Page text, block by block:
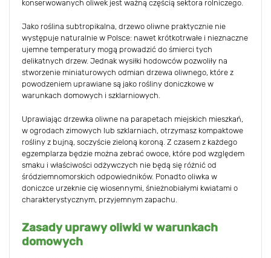
konserwowanych oliwek jest ważną częścią sektora rolniczego.
Jako roślina subtropikalna, drzewo oliwne praktycznie nie
występuje naturalnie w Polsce: nawet krótkotrwałe i nieznaczne
ujemne temperatury mogą prowadzić do śmierci tych
delikatnych drzew. Jednak wysiłki hodowców pozwoliły na
stworzenie miniaturowych odmian drzewa oliwnego, które z
powodzeniem uprawiane są jako rośliny doniczkowe w
warunkach domowych i szklarniowych.
Uprawiając drzewka oliwne na parapetach miejskich mieszkań,
w ogrodach zimowych lub szklarniach, otrzymasz kompaktowe
rośliny z bujną, soczyście zieloną koroną. Z czasem z każdego
egzemplarza będzie można zebrać owoce, które pod względem
smaku i właściwości odżywczych nie będą się różnić od
śródziemnomorskich odpowiedników. Ponadto oliwka w
doniczce urzeknie cię wiosennymi, śnieżnobiałymi kwiatami o
charakterystycznym, przyjemnym zapachu.
Zasady uprawy oliwki w warunkach
domowych